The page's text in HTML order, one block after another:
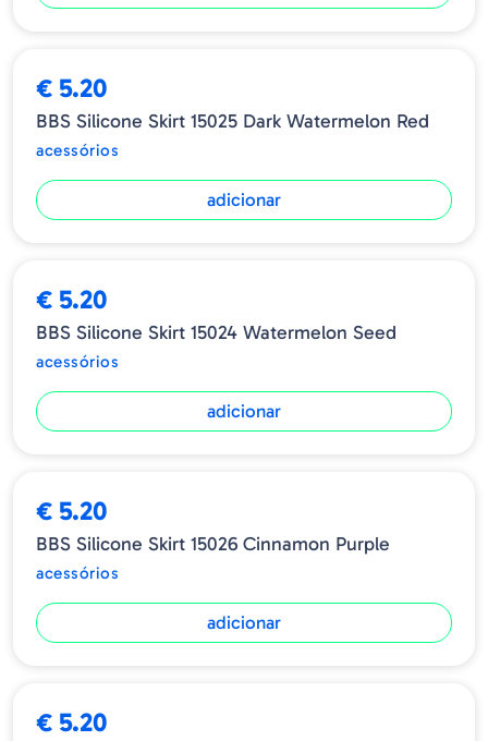
€ 5.20
BBS Silicone Skirt 15025 Dark Watermelon Red
acessórios
adicionar
€ 5.20
BBS Silicone Skirt 15024 Watermelon Seed
acessórios
adicionar
€ 5.20
BBS Silicone Skirt 15026 Cinnamon Purple
acessórios
adicionar
€ 5.20